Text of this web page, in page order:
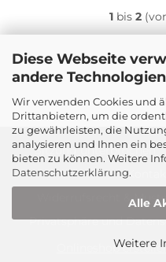
Diese Webseite
andere Technologien
Wir verwenden Cookies und
Drittanbietern, um die
zu gewährleisten, die
analysieren und Ihnen ein
bieten zu können. Weitere
Datenschutzerklärung.
Alle
Weitere
1bis 2
Sitzung unterbrochen
Kontakt
Widerrufsrecht &
Privatsphäre und
Onlineshop